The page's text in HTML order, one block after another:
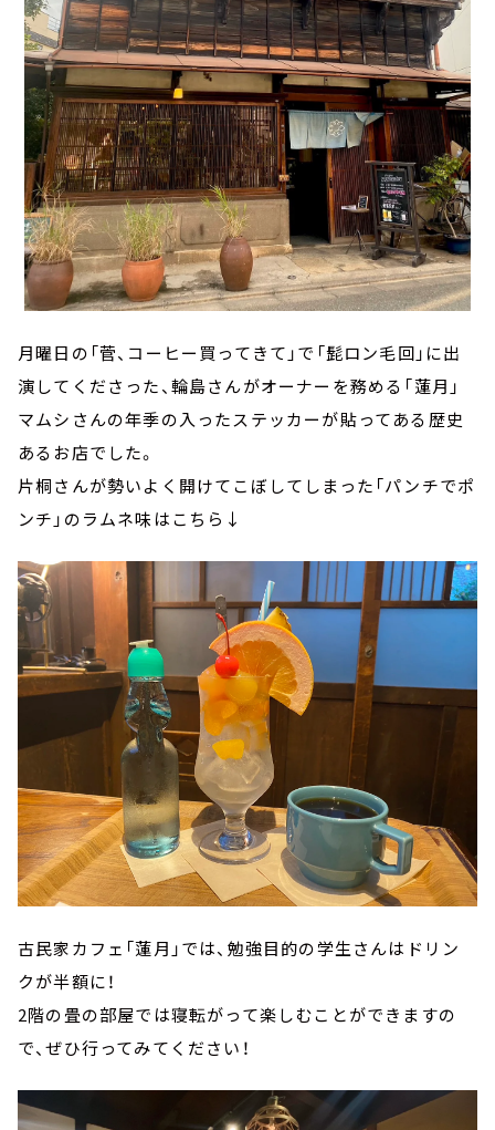
月曜日の「菅、コーヒー買ってきて」で「髭ロン毛回」に出
演してくださった、輪島さんがオーナーを務める「蓮月」
マムシさんの年季の入ったステッカーが貼ってある歴史
あるお店でした。
片桐さんが勢いよく開けてこぼしてしまった「パンチでポ
ンチ」のラムネ味はこちら↓
古民家カフェ「蓮月」では、勉強目的の学生さんはドリン
クが半額に！
2階の畳の部屋では寝転がって楽しむことができますの
で、ぜひ行ってみてください！